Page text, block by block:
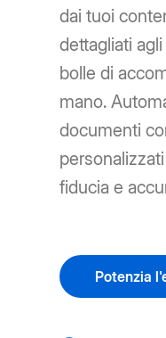
dai tuoi
dettagliati
bolle di
mano.
documenti
fiducia e
Potenzia